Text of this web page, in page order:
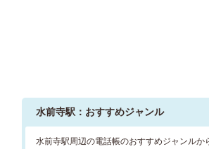
水前寺駅：おすすめジャンル
水前寺駅周辺の電話帳のおすすめジャンルか